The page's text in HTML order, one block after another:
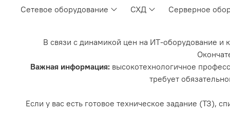
Сетевое оборудование СХД Серверное
В связи с динамикой цен на ИТ-оборудование и
Важная информация: высокотехнологичное
требует
Если у вас есть готовое техническое задание (ТЗ),